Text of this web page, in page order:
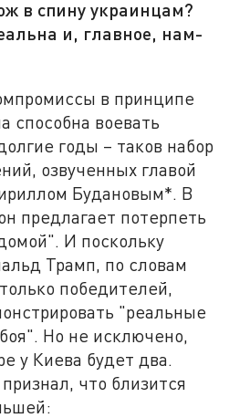
в спину украинцам?
и, главное, нам-
в принципе
способна воевать
годы – таков набор
озвученных главой
Будановым*. В
предлагает потерпеть
И поскольку
Трамп, по словам
победителей,
"реальные
Но не исключено,
у Киева будет два.
что близится